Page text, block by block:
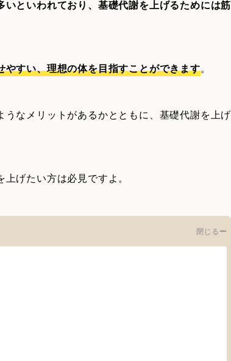
といわれており、基礎代謝を上げるためには筋
すい、理想の体を目指すことができます。
なメリットがあるかとともに、基礎代謝を上げ
げたい方は必見ですよ。
閉じる